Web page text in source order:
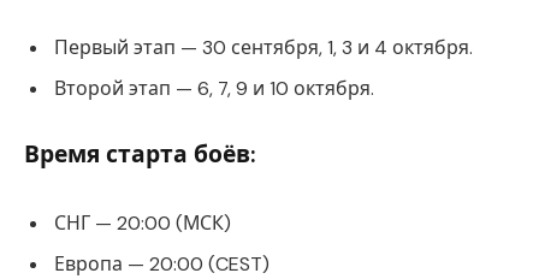
Первый этап — 30 сентября, 1, 3 и 4 октября.
Второй этап — 6, 7, 9 и 10 октября.
Время старта боёв:
СНГ — 20:00 (МСК)
Европа — 20:00 (CEST)